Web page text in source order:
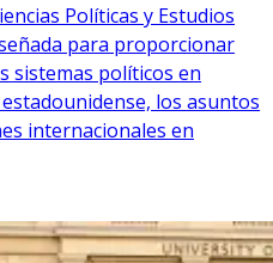
Políticas y Estudios
para proporcionar
sistemas políticos en
los asuntos
internacionales en